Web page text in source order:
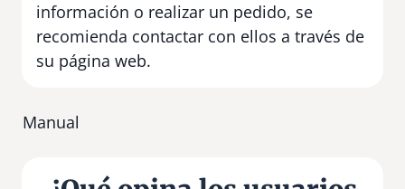
información o realizar un pedido, se
recomienda contactar con ellos a través de
su página web.
Manual